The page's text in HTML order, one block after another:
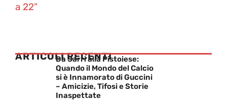
a 22”
ARTICOLI RECENTI
Da Sarri alla Pistoiese:
Quando il Mondo del Calcio
si è Innamorato di Guccini
– Amicizie, Tifosi e Storie
Inaspettate